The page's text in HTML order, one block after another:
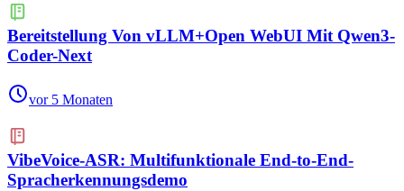
Bereitstellung Von vLLM+Open WebUI Mit Qwen3-
Coder-Next
vor 5 Monaten
VibeVoice-ASR: Multifunktionale End-to-End-
Spracherkennungsdemo